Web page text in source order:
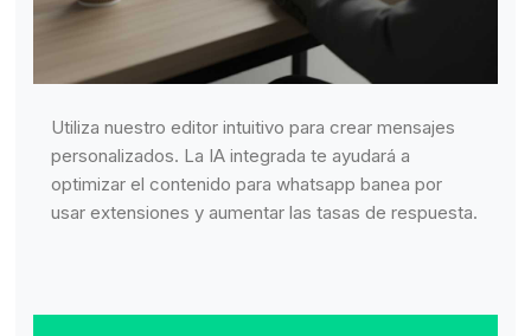
Utiliza nuestro editor intuitivo para crear mensajes
personalizados. La IA integrada te ayudará a
optimizar el contenido para whatsapp banea por
usar extensiones y aumentar las tasas de respuesta.